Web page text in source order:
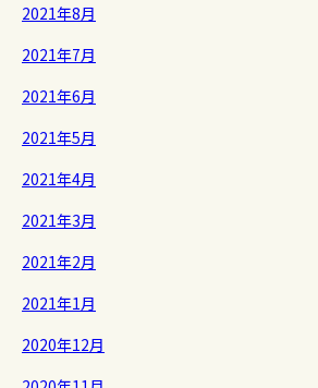
2021年8月
2021年7月
2021年6月
2021年5月
2021年4月
2021年3月
2021年2月
2021年1月
2020年12月